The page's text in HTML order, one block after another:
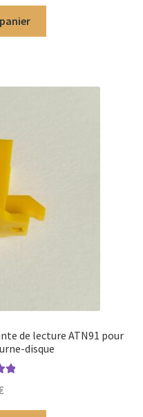
de lecture ATN91 pour
disque